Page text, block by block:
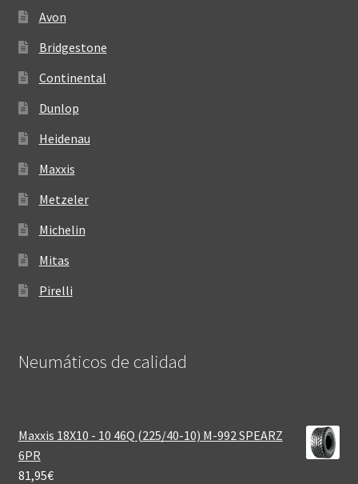
Avon
Bridgestone
Continental
Dunlop
Heidenau
Maxxis
Metzeler
Michelin
Mitas
Pirelli
Neumáticos de calidad‎
Maxxis 18X10 - 10 46Q (225/40-10) M-992 SPEARZ
6PR
81,95€